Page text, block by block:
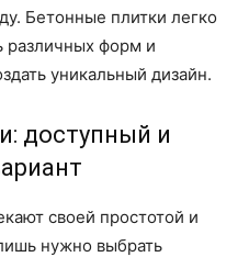
Бетонные плитки легко
различных форм и
уникальный дизайн.
доступный и
своей простотой и
нужно выбрать